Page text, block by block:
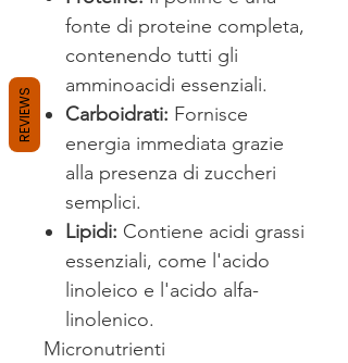
fonte di proteine completa,
contenendo tutti gli
amminoacidi essenziali.
Carboidrati: Fornisce
energia immediata grazie
alla presenza di zuccheri
semplici.
Lipidi: Contiene acidi grassi
essenziali, come l'acido
linoleico e l'acido alfa-
linolenico.
Micronutrienti
REVIEWS